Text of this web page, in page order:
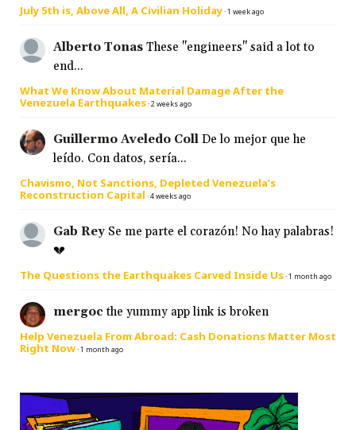
July 5th is, Above All, A Civilian Holiday·1 week ago
Alberto Tonas These "engineers" said a lot to
end...
What We Know About Material Damage After the
Venezuela Earthquakes·2 weeks ago
Guillermo Aveledo Coll De lo mejor que he
leído. Con datos, sería...
Chavismo, Not Sanctions, Depleted Venezuela’s
Reconstruction Capital ·4 weeks ago
Gab Rey Se me parte el corazón! No hay palabras!
💔
The Questions the Earthquakes Carved Inside Us·1 month ago
mergoc the yummy app link is broken
Help Venezuela From Abroad: Cash Donations Matter Most
Right Now·1 month ago